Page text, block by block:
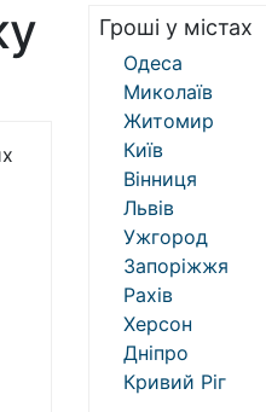
Гроші у містах
Одеса
Миколаїв
Житомир
Київ
Вінниця
Львів
Ужгород
Запоріжжя
Рахів
Херсон
Дніпро
Кривий Ріг